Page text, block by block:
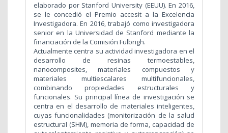
elaborado por Stanford University (EEUU). En 2016,
se le concedió el Premio accesit a la Excelencia
Investigadora. En 2016, trabajó como investigadora
senior en la Universidad de Stanford mediante la
financiación de la Comisión Fulbrigh.
Actualmente centra su actividad investigadora en el
desarrollo de resinas termoestables,
nanocomposites, materiales compuestos y
materiales multiescalares multifuncionales,
combinando propiedades estructurales y
funcionales. Su principal línea de investigación se
centra en el desarrollo de materiales inteligentes,
cuyas funcionalidades (monitorización de la salud
estructural (SHM), memoria de forma, capacidad de